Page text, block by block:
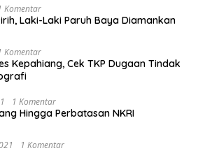
Komentar
Laki-Laki Paruh Baya Diamankan
Komentar
Kepahiang, Cek TKP Dugaan Tindak
1 Komentar
Hingga Perbatasan NKRI
1 Komentar